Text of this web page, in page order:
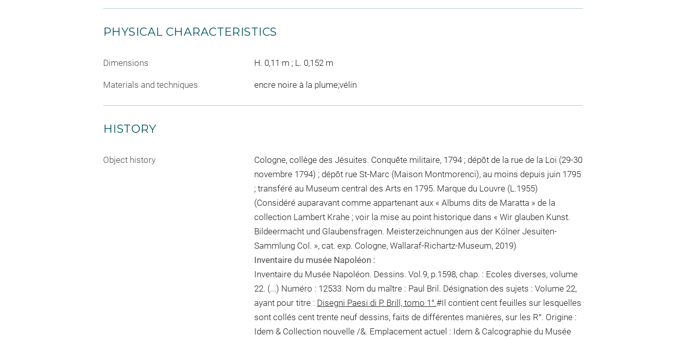
PHYSICAL CHARACTERISTICS
Dimensions H. 0,11 m ; L. 0,152 m
Materials and techniques encre noire à la plume;vélin
HISTORY
Object history
Cologne, collège des Jésuites. Conquête militaire, 1794 ; dépôt de la rue de la Loi (29-30
novembre 1794) ; dépôt rue St-Marc (Maison Montmorenci), au moins depuis juin 1795
; transféré au Museum central des Arts en 1795. Marque du Louvre (L.1955)
(Considéré auparavant comme appartenant aux « Albums dits de Maratta » de la
collection Lambert Krahe ; voir la mise au point historique dans « Wir glauben Kunst.
Bildeermacht und Glaubensfragen. Meisterzeichnungen aus der Kölner Jesuiten-
Sammlung Col. », cat. exp. Cologne, Wallaraf-Richartz-Museum, 2019)
Inventaire du musée Napoléon :
Inventaire du Musée Napoléon. Dessins. Vol.9, p.1598, chap. : Ecoles diverses, volume
22. (...) Numéro : 12533. Nom du maître : Paul Bril. Désignation des sujets : Volume 22,
ayant pour titre : Disegni Paesi di P. Brill, tomo 1°.#Il contient cent feuilles sur lesquelles
sont collés cent trente neuf dessins, faits de différentes manières, sur les R°. Origine :
Idem & Collection nouvelle /&. Emplacement actuel : Idem & Calcographie du Musée